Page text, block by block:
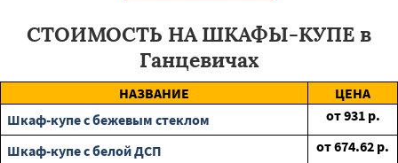
СТОИМОСТЬ НА ШКАФЫ-КУПЕ в
Ганцевичах
НАЗВАНИЕ
ЦЕНА
Шкаф-купе с бежевым стеклом
от931 р.
Шкаф-купе с белой ДСП
от674.62 р.